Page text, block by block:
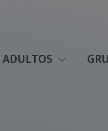
ADULTOS